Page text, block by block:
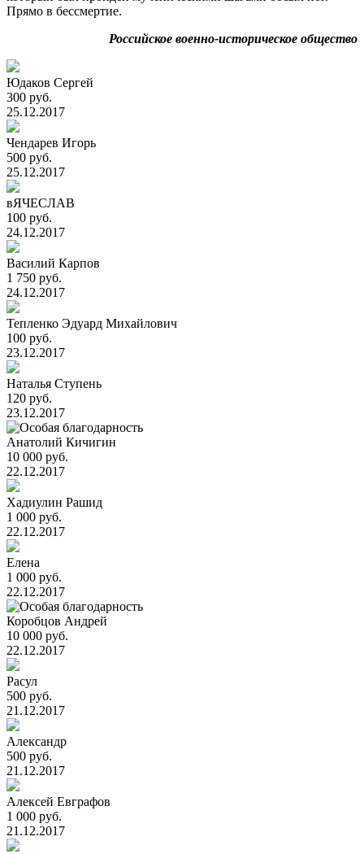
Прямо в бессмертие.
Российское военно-историческое общество
Юдаков Сергей
300 руб.
25.12.2017
Чендарев Игорь
500 руб.
25.12.2017
вЯЧЕСЛАВ
100 руб.
24.12.2017
Василий Карпов
1 750 руб.
24.12.2017
Тепленко Эдуард Михайлович
100 руб.
23.12.2017
Наталья Ступень
120 руб.
23.12.2017
Анатолий Кичигин
10 000 руб.
22.12.2017
Хадиулин Рашид
1 000 руб.
22.12.2017
Елена
1 000 руб.
22.12.2017
Коробцов Андрей
10 000 руб.
22.12.2017
Расул
500 руб.
21.12.2017
Александр
500 руб.
21.12.2017
Алексей Евграфов
1 000 руб.
21.12.2017